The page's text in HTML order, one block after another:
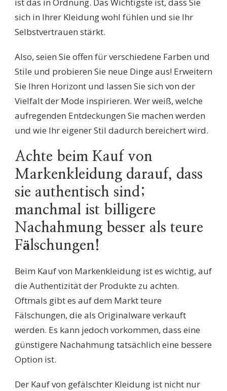
sich in Ihrer Kleidung wohl fühlen und sie Ihr
Selbstvertrauen stärkt.
Also, seien Sie offen für verschiedene Farben und
Stile und probieren Sie neue Dinge aus! Erweitern
Sie Ihren Horizont und lassen Sie sich von der
Vielfalt der Mode inspirieren. Wer weiß, welche
aufregenden Entdeckungen Sie machen werden
und wie Ihr eigener Stil dadurch bereichert wird.
Achte beim Kauf von
Markenkleidung darauf, dass
sie authentisch sind;
manchmal ist billigere
Nachahmung besser als teure
Fälschungen!
Beim Kauf von Markenkleidung ist es wichtig, auf
die Authentizität der Produkte zu achten.
Oftmals gibt es auf dem Markt teure
Fälschungen, die als Originalware verkauft
werden. Es kann jedoch vorkommen, dass eine
günstigere Nachahmung tatsächlich eine bessere
Option ist.
Der Kauf von gefälschter Kleidung ist nicht nur